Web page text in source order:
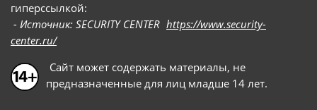
гиперссылкой:
- Источник: SECURITY CENTER https://www.security-
center.ru/
Сайт может содержать материалы, не
предназначенные для лиц младше 14 лет.